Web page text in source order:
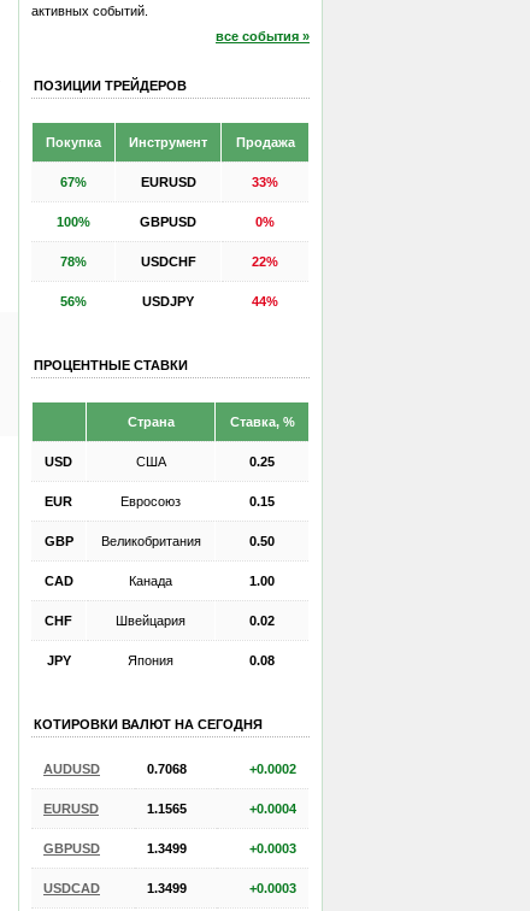
активных событий.
все события »
ПОЗИЦИИ ТРЕЙДЕРОВ
Покупка Инструмент Продажа
67% EURUSD 33%
100% GBPUSD 0%
78% USDCHF 22%
56% USDJPY 44%
ПРОЦЕНТНЫЕ СТАВКИ
Страна Ставка, %
USD США 0.25
EUR Евросоюз 0.15
GBP Великобритания 0.50
CAD Канада 1.00
CHF Швейцария 0.02
JPY Япония 0.08
КОТИРОВКИ ВАЛЮТ НА СЕГОДНЯ
AUDUSD 0.7068 +0.0002
EURUSD 1.1565 +0.0004
GBPUSD 1.3499 +0.0003
USDCAD 1.3499 +0.0003